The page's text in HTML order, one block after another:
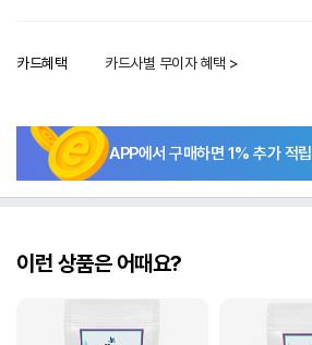
카드혜택 카드사별 무이자 혜택 >
APP에서 구매하면 1% 추가 적립
이런 상품은 어때요?